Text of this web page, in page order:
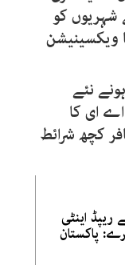
شہریوں کو
ویکسینیشن
نئے
ای کا
کچھ شرائط
ریپڈ اینٹی
پاکستان